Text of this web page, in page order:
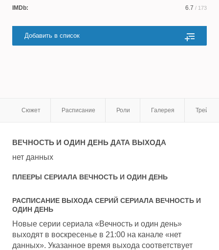
IMDb: 6.7 / 173
Добавить в список
Сюжет Расписание Роли Галерея
ВЕЧНОСТЬ И ОДИН ДЕНЬДАТА ВЫХОДА
нет данных
ПЛЕЕРЫ СЕРИАЛА ВЕЧНОСТЬ И ОДИН ДЕНЬ
РАСПИСАНИЕ ВЫХОДА СЕРИЙ СЕРИАЛА ВЕЧНОСТЬ И
ОДИН ДЕНЬ
Новые серии сериала «Вечность и один день»
выходят в воскресенье в 21:00 на канале «нет
данных». Указанное время выхода соответствует